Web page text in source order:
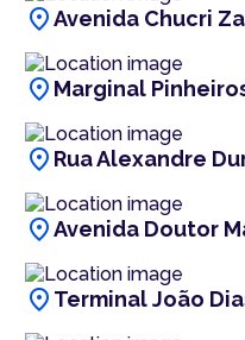
location_onAvenida Chucri
location_on Marginal
location_on Rua Alexandre
location_onAvenida Doutor
location_on Terminal João